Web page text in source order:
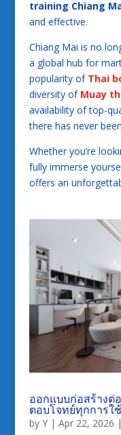
training Chiang
and effective.
Chiang Mai is no
a global hub for
popularity of Thai
diversity of Muay
availability of top-
there has never
Whether you’re
fully immerse
offers an
ออกแบบก่อสร้างต่
ตอบโจทย์ทุกการใ
by Y| Apr 22, 2026 |